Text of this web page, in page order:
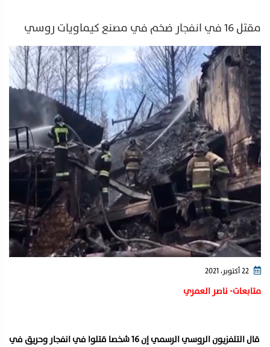
مقتل 16 في انفجار ضخم في مصنع كيماويات روسي
متابعات- ناصر العمري
قال التلفزيون الروسي الرسمي إن 16 شخصا قتلوا في انفجار وحريق في